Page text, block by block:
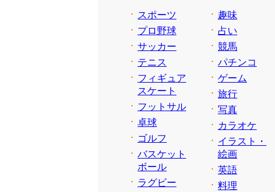
スポーツ
プロ野球
サッカー
テニス
フィギュア
スケート
フットサル
卓球
ゴルフ
バスケット
ボール
ラグビー
趣味
占い
競馬
パチンコ
ゲーム
旅行
写真
カラオケ
イラスト・
絵画
英語
料理